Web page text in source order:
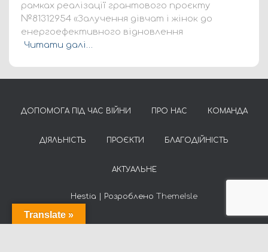
рамках реалізації грантового проєкту
№81312954 «Залучення дівчат і жінок до
енергоефективного відновлення
Читати далі…
ДОПОМОГА ПІД ЧАС ВІЙНИ ПРО НАС КОМАНДА
ДІЯЛЬНІСТЬ ПРОЄКТИ БЛАГОДІЙНІСТЬ
АКТУАЛЬНЕ
Hestia | Розроблено ThemeIsle
Translate »